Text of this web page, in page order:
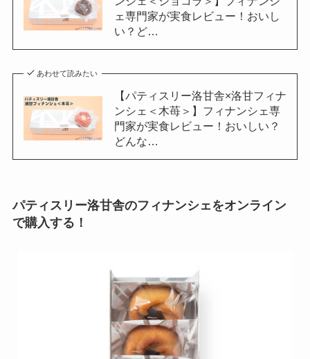
ェ専門家が実食レビュー！おいし
い？ど…
あわせて読みたい
【パティスリー洛甘舎×洛甘フィナ
ンシェ＜木苺＞】フィナンシェ専
門家が実食レビュー！おいしい？
どんな…
パティスリー洛甘舎のフィナンシェをオンライン
で購入する！